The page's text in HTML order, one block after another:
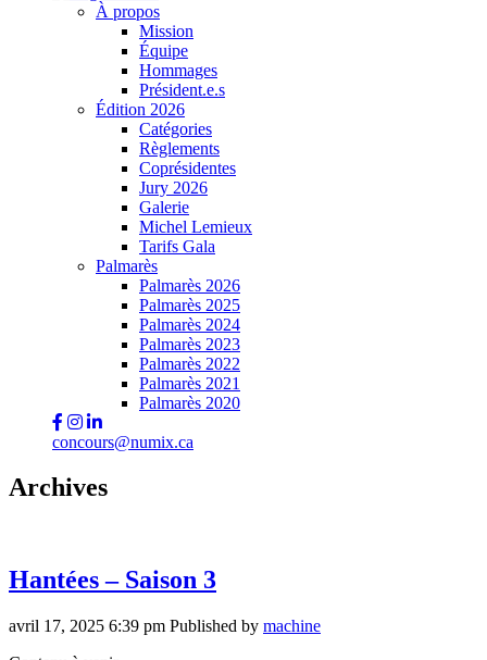
À propos
Mission
Équipe
Hommages
Président.e.s
Édition 2026
Catégories
Règlements
Coprésidentes
Jury 2026
Galerie
Michel Lemieux
Tarifs Gala
Palmarès
Palmarès 2026
Palmarès 2025
Palmarès 2024
Palmarès 2023
Palmarès 2022
Palmarès 2021
Palmarès 2020
concours@numix.ca
Archives
Hantées – Saison 3
avril 17, 2025 6:39 pm Published by machine